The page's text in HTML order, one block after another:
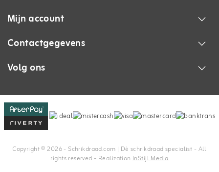
Mijn account
Contactgegevens
Volg ons
Copyright © 2026 - Schrikdraad.com | Dè schrikdraad specialist - All
rights reserved - RealizationInStijl Media